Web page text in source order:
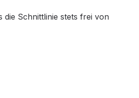
die Schnittlinie stets frei von